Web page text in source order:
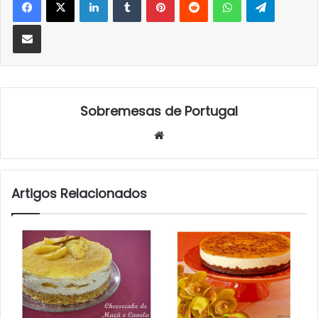
Partilhar Via Email
Sobremesas de Portugal
Artigos Relacionados